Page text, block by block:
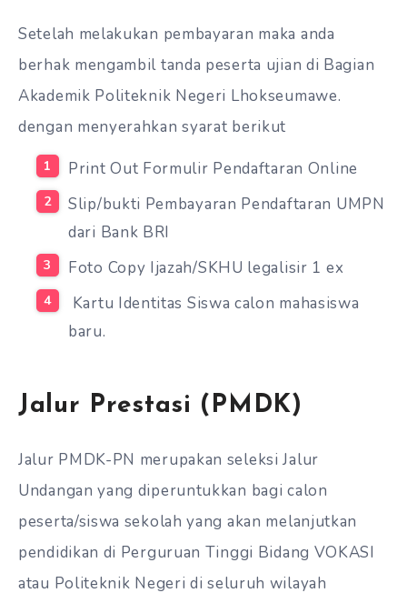
Setelah melakukan pembayaran maka anda
berhak mengambil tanda peserta ujian di Bagian
Akademik Politeknik Negeri Lhokseumawe.
dengan menyerahkan syarat berikut
Print Out Formulir Pendaftaran Online
Slip/bukti Pembayaran Pendaftaran UMPN
dari Bank BRI
Foto Copy Ijazah/SKHU legalisir 1 ex
Kartu Identitas Siswa calon mahasiswa
baru.
Jalur Prestasi (PMDK)
Jalur PMDK-PN merupakan seleksi Jalur
Undangan yang diperuntukkan bagi calon
peserta/siswa sekolah yang akan melanjutkan
pendidikan di Perguruan Tinggi Bidang VOKASI
atau Politeknik Negeri di seluruh wilayah